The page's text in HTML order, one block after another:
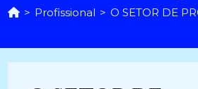
> Profissional > O SETOR DE